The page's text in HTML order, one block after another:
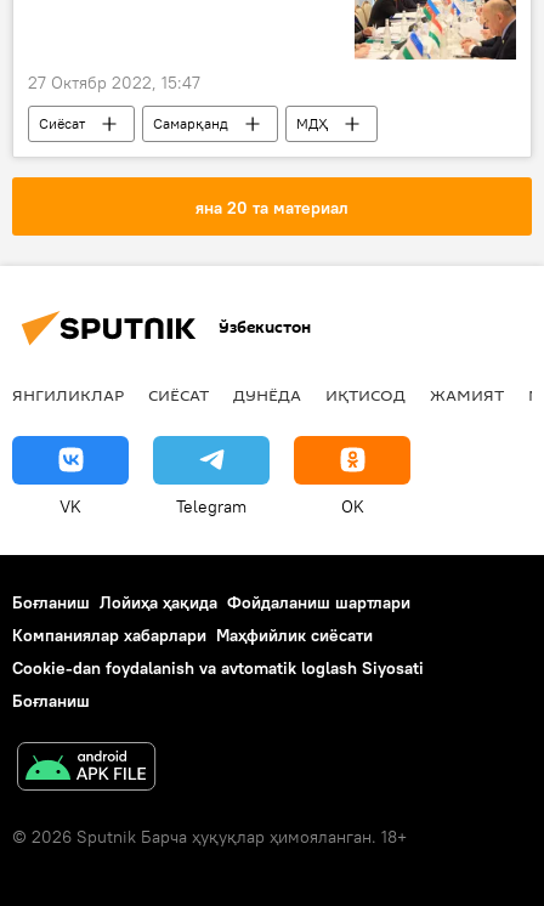
27 Октябр 2022, 15:47
Сиёсат Самарқанд МДҲ
яна 20 та материал
Ўзбекистон
ЯНГИЛИКЛАР СИЁСАТ ДУНЁДА ИҚТИСОД ЖАМИЯТ
VK Telegram OK
Боғланиш Лойиҳа ҳақида Фойдаланиш шартлари
Компаниялар хабарлари Маҳфийлик сиёсати
Cookie-dan foydalanish va avtomatik loglash Siyosati
Боғланиш
© 2026 Sputnik Барча ҳуқуқлар ҳимояланган. 18+